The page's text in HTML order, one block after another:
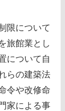
限について
旅館業とし
について自
らの建築法
令や改修命
家による事